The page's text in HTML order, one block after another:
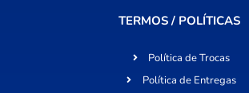
TERMOS / POLÍTICAS
Política de Trocas
Política de Entregas